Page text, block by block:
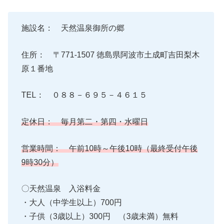
施設名： 天然温泉御所の郷
住所： 〒771-1507 徳島県阿波市土成町吉田梨木
原１番地
TEL： ０８８－６９５－４６１５
定休日： 毎月第二・第四・水曜日
営業時間： 午前10時～午後10時（最終受付午後
9時30分）
〇天然温泉 入浴料金
・大人（中学生以上）700円
・子供（3歳以上）300円 （3歳未満）無料